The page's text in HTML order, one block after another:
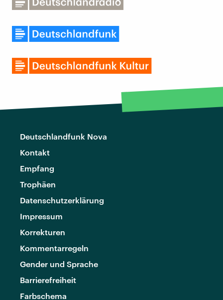
Deutschlandfunk Nova
Kontakt
Empfang
Trophäen
Datenschutzerklärung
Impressum
Korrekturen
Kommentarregeln
Gender und Sprache
Barrierefreiheit
Farbschema